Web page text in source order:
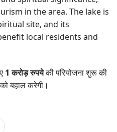
in the area. The lake is
site, and its
local residents and
1 करोड़ रुपयेकी परियोजना शुरू की
बहाल करेगी।